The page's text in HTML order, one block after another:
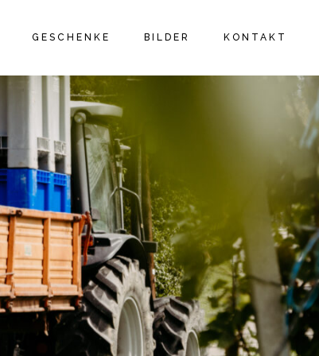
GESCHENKE
URLAUBSGUTSCHEIN
WERTGUTSCHEIN
WEINPATENSCHAFT
BILDER
WEINGARTEN
WEINGUT UND
GÄSTEZIMMER
FERIENHAUS
KONTAKT